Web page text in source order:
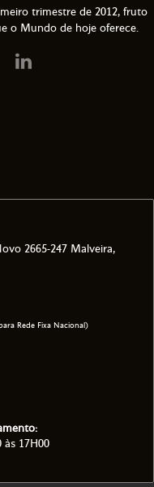
trimestre de 2012, fruto
o Mundo de hoje oferece.
2665-247 Malveira,
Rede Fixa Nacional)
às 17H00